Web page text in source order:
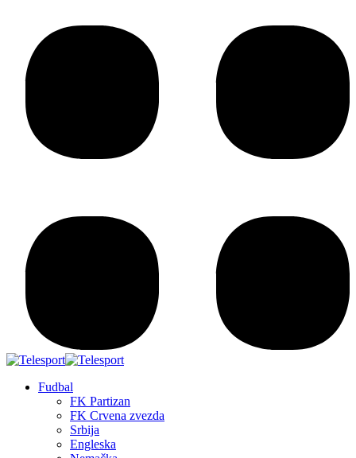
Fudbal
FK Partizan
FK Crvena zvezda
Srbija
Engleska